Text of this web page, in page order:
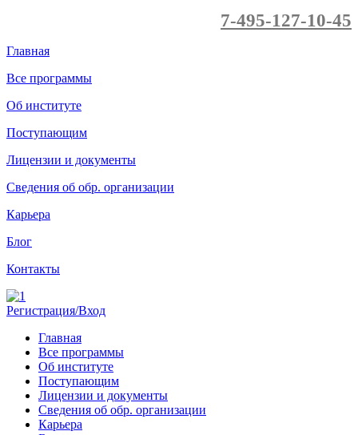
7-495-127-10-45
Главная
Все программы
Об институте
Поступающим
Лицензии и документы
Сведения об обр. организации
Карьера
Блог
Контакты
Регистрация/Вход
Главная
Все программы
Об институте
Поступающим
Лицензии и документы
Сведения об обр. организации
Карьера